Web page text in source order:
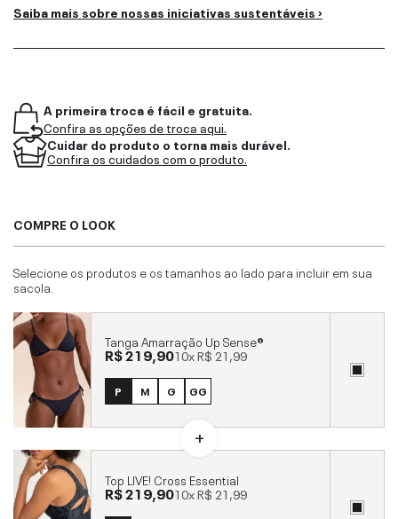
Saiba mais sobre nossas iniciativas sustentáveis ›
A primeira troca é fácil e gratuita.
Confira as opções de troca aqui.
Cuidar do produto o torna mais durável.
Confira os cuidados com o produto.
COMPRE O LOOK
Selecione os produtos e os tamanhos ao lado para incluir em sua
sacola.
Tanga Amarração Up Sense®
R$ 219,9010xR$ 21,99
P M G GG
Top LIVE! Cross Essential
R$ 219,9010xR$ 21,99